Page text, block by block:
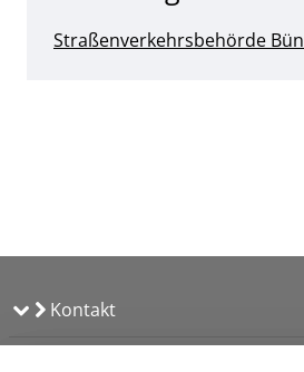
Straßenverkehrsbehörde
Kontakt